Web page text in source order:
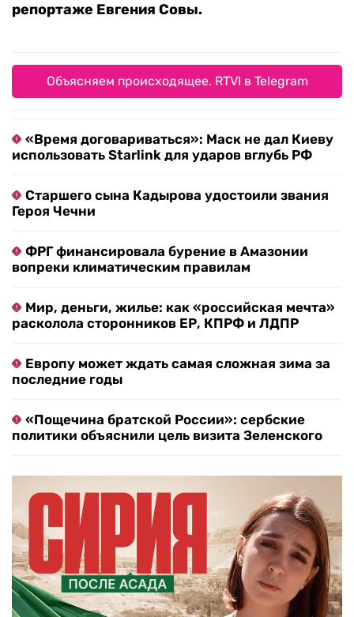
репортаже Евгения Совы.
Объясняем происходящее. RTVI в Telegram
«Время договариваться»: Маск не дал Киеву
использовать Starlink для ударов вглубь РФ
Старшего сына Кадырова удостоили звания
Героя Чечни
ФРГ финансировала бурение в Амазонии
вопреки климатическим правилам
Мир, деньги, жилье: как «российская мечта»
расколола сторонников ЕР, КПРФ и ЛДПР
Европу может ждать самая сложная зима за
последние годы
«Пощечина братской России»: сербские
политики объяснили цель визита Зеленского